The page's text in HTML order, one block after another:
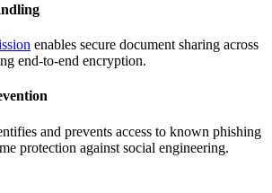
enables secure document sharing across
end-to-end encryption.
and prevents access to known phishing
protection against social engineering.